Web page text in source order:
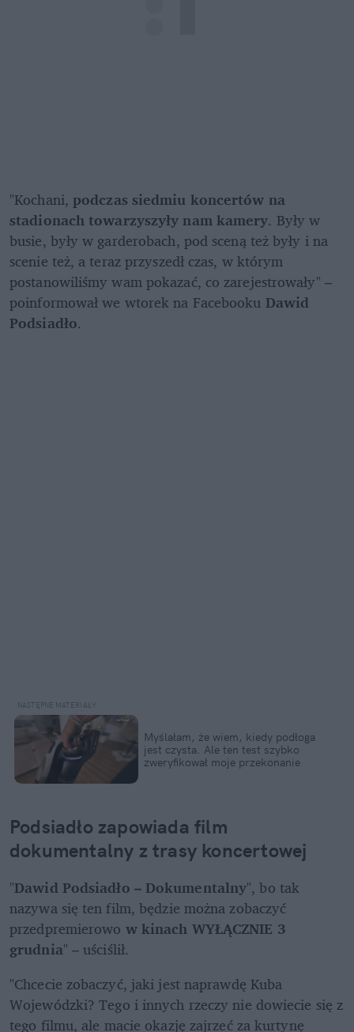
"Kochani, podczas siedmiu koncertów na
stadionach towarzyszyły nam kamery. Były w
busie, były w garderobach, pod sceną też były i na
scenie też, a teraz przyszedł czas, w którym
postanowiliśmy wam pokazać, co zarejestrowały" –
poinformował we wtorek na Facebooku Dawid
Podsiadło.
Myślałam, że wiem, kiedy podłoga
jest czysta. Ale ten test szybko
zweryfikował moje przekonanie
Podsiadło zapowiada film
dokumentalny z trasy koncertowej
"Dawid Podsiadło – Dokumentalny", bo tak
nazywa się ten film, będzie można zobaczyć
przedpremierowo w kinach WYŁĄCZNIE 3
grudnia" – uściślił.
"Chcecie zobaczyć, jaki jest naprawdę Kuba
Wojewódzki? Tego i innych rzeczy nie dowiecie się z
tego filmu, ale macie okazję zajrzeć za kurtynę